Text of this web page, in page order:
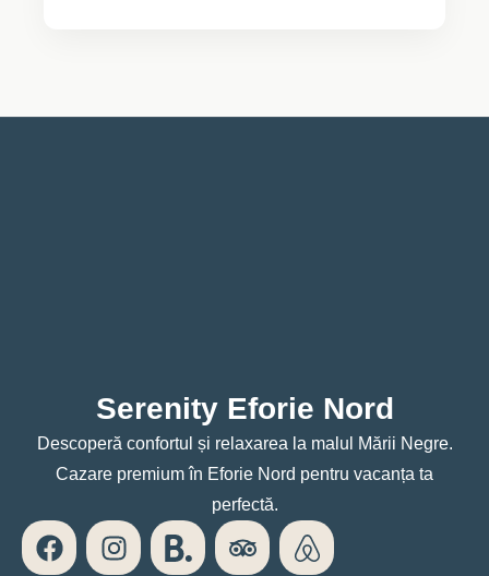
Serenity Eforie Nord
Descoperă confortul și relaxarea la malul Mării Negre.
Cazare premium în Eforie Nord pentru vacanța ta
perfectă.